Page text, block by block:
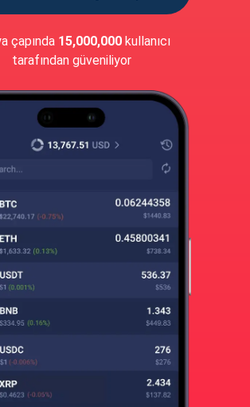
çapında 15,000,000kullanıcı
tarafından güveniliyor